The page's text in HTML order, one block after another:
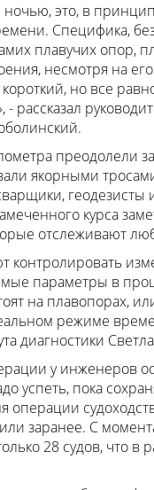
ночью, это, в
Специфика,
плавучих опор,
несмотря на
но все
рассказал
преодолели
якорными
геодезисты
курса
отслеживают
контролировать
параметры в
на плавопорах,
режиме
диагностики
у инженеров
успеть, пока
операции
заранее. С
28 судов, что